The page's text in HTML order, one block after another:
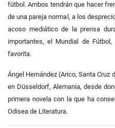
fútbol. Ambos tendrán que hacer
de una pareja normal, a los
acoso mediático de la prensa
importantes, el Mundial de
favorita.
Ángel Hernández (Arico, Santa Cruz
en Düsseldorf, Alemania, desde
primera novela con la que ha
Odisea de Literatura.